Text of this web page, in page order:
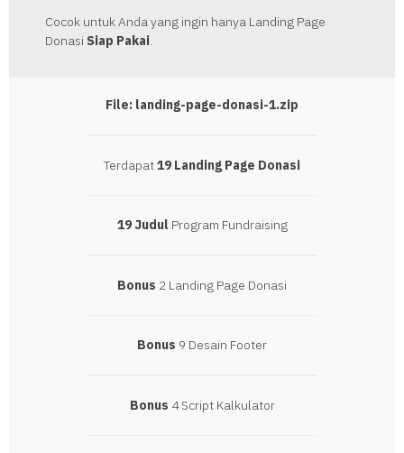
Cocok untuk Anda yang ingin hanya Landing Page
Donasi Siap Pakai.
File: landing-page-donasi-1.zip
Terdapat19 Landing Page Donasi
19 Judul Program Fundraising
Bonus 2 Landing Page Donasi
Bonus 9 Desain Footer
Bonus 4 Script Kalkulator